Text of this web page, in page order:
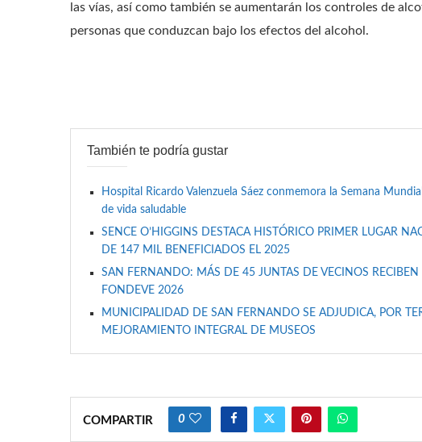
las vías, así como también se aumentarán los controles de
personas que conduzcan bajo los efectos del alcohol.
También te podría gustar
Hospital Ricardo Valenzuela Sáez conmemora la Semana
de vida saludable
SENCE O’HIGGINS DESTACA HISTÓRICO PRIMER LUGAR
DE 147 MIL BENEFICIADOS EL 2025
SAN FERNANDO: MÁS DE 45 JUNTAS DE VECINOS
FONDEVE 2026
MUNICIPALIDAD DE SAN FERNANDO SE ADJUDICA, POR
MEJORAMIENTO INTEGRAL DE MUSEOS
COMPARTIR 0